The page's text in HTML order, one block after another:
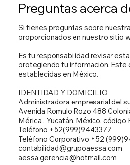
Si tienes preguntas sobre
proporcionados en nuestro sitio
Es tu responsabilidad revisar
protegiendo tu información.
establecidas en México.
IDENTIDAD Y DOMICILIO
Administradora empresarial del
Avenida Romulo Rozo 488
Mérida , Yucatán, México. código
Teléfono +52(999)9443377
Teléfono Corporativo +52
contabilidad@grupoaessa.com
aessa.gerencia@hotmail.com
Preguntas acerca